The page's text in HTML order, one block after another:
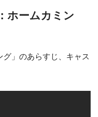
ホームカミン
グ」のあらすじ、キャス